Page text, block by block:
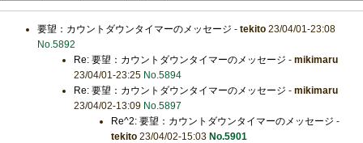
要望：カウントダウンタイマーのメッセージ - tekito23/04/01-23:08
No.5892
Re: 要望：カウントダウンタイマーのメッセージ -mikimaru
23/04/01-23:25 No.5894
Re: 要望：カウントダウンタイマーのメッセージ -mikimaru
23/04/02-13:09 No.5897
Re^2: 要望：カウントダウンタイマーのメッセージ -
tekito23/04/02-15:03 No.5901